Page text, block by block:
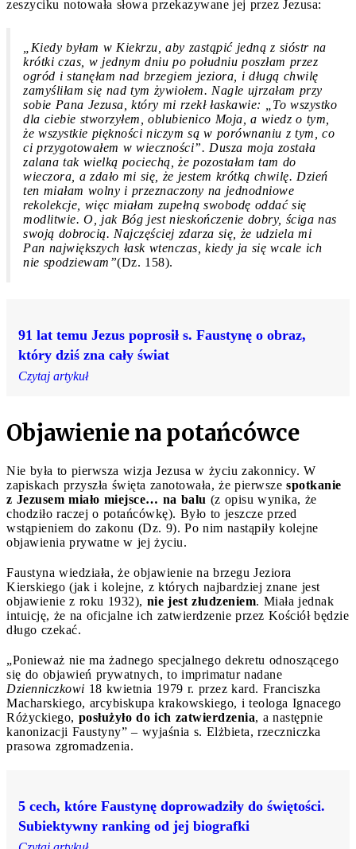
zeszyciku notowała słowa przekazywane jej przez Jezusa:
„Kiedy byłam w Kiekrzu, aby zastąpić jedną z sióstr na
krótki czas, w jednym dniu po południu poszłam przez
ogród i stanęłam nad brzegiem jeziora, i długą chwilę
zamyśliłam się nad tym żywiołem. Nagle ujrzałam przy
sobie Pana Jezusa, który mi rzekł łaskawie: „To wszystko
dla ciebie stworzyłem, oblubienico Moja, a wiedz o tym,
że wszystkie piękności niczym są w porównaniu z tym, co
ci przygotowałem w wieczności”. Dusza moja została
zalana tak wielką pociechą, że pozostałam tam do
wieczora, a zdało mi się, że jestem krótką chwilę. Dzień
ten miałam wolny i przeznaczony na jednodniowe
rekolekcje, więc miałam zupełną swobodę oddać się
modlitwie. O, jak Bóg jest nieskończenie dobry, ściga nas
swoją dobrocią. Najczęściej zdarza się, że udziela mi
Pan największych łask wtenczas, kiedy ja się wcale ich
nie spodziewam”(Dz. 158).
91 lat temu Jezus poprosił s. Faustynę o obraz,
który dziś zna cały świat
Czytaj artykuł
Objawienie na potańcówce
Nie była to pierwsza wizja Jezusa w życiu zakonnicy. W
zapiskach przyszła święta zanotowała, że pierwsze spotkanie
z Jezusem miało miejsce… na balu (z opisu wynika, że
chodziło raczej o potańcówkę). Było to jeszcze przed
wstąpieniem do zakonu (Dz. 9). Po nim nastąpiły kolejne
objawienia prywatne w jej życiu.
Faustyna wiedziała, że objawienie na brzegu Jeziora
Kierskiego (jak i kolejne, z których najbardziej znane jest
objawienie z roku 1932), nie jest złudzeniem. Miała jednak
intuicję, że na oficjalne ich zatwierdzenie przez Kościół będzie
długo czekać.
„Ponieważ nie ma żadnego specjalnego dekretu odnoszącego
się do objawień prywatnych, to imprimatur nadane
Dzienniczkowi 18 kwietnia 1979 r. przez kard. Franciszka
Macharskiego, arcybiskupa krakowskiego, i teologa Ignacego
Różyckiego, posłużyło do ich zatwierdzenia, a następnie
kanonizacji Faustyny” – wyjaśnia s. Elżbieta, rzeczniczka
prasowa zgromadzenia.
5 cech, które Faustynę doprowadziły do świętości.
Subiektywny ranking od jej biografki